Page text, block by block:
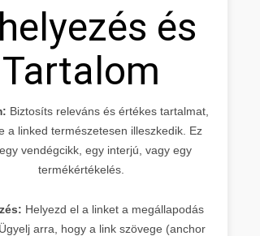
és
Tartalom
Biztosíts releváns és értékes tartalmat,
a linked természetesen illeszkedik. Ez
vendégcikk, egy interjú, vagy egy
termékértékelés.
Helyezd el a linket a megállapodás
arra, hogy a link szövege (anchor